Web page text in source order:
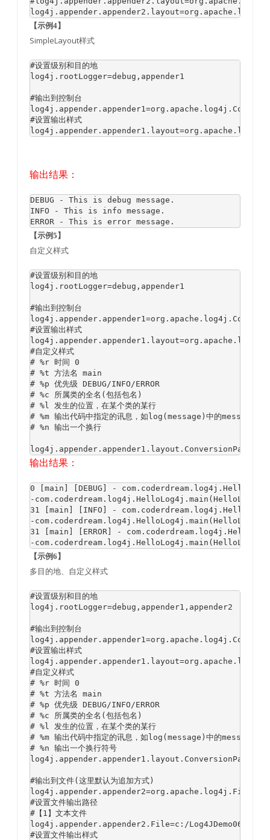
【示例4】
SimpleLayout样式
#设置级别和目的地
log4j.rootLogger=debug,appender1
#输出到控制台
#设置输出样式
输出结果：
DEBUG - This is debug message.
INFO - This is info message.
ERROR - This is error message.
【示例5】
自定义样式
#设置级别和目的地
log4j.rootLogger=debug,appender1
#输出到控制台
#设置输出样式
#自定义样式
# %r 时间 0
# %t 方法名 main
# %p 优先级 DEBUG/INFO/ERROR
# %c 所属类的全名(包括包名)
# %l 发生的位置，在某个类的某行
# %m 输出代码中指定的讯息，如log(message)中的message
# %n 输出一个换行
输出结果：
0 [main] [DEBUG] -
-
31 [main] [INFO] -
-
31 [main] [ERROR] -
-
【示例6】
多目的地、自定义样式
#设置级别和目的地
log4j.rootLogger=debug,appender1,appender2
#输出到控制台
#设置输出样式
#自定义样式
# %r 时间 0
# %t 方法名 main
# %p 优先级 DEBUG/INFO/ERROR
# %c 所属类的全名(包括包名)
# %l 发生的位置，在某个类的某行
# %m 输出代码中指定的讯息，如log(message)中的message
# %n 输出一个换行符号
#输出到文件(这里默认为追加方式)
#设置文件输出路径
#【1】文本文件
log4j.appender.appender2.File=c:/Log4JDemo06.log
#设置文件输出样式